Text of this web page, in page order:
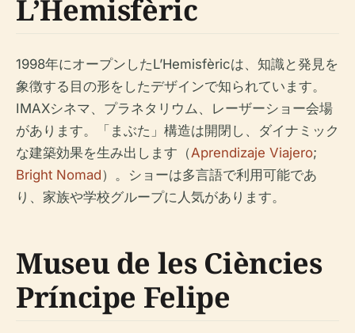
L’Hemisfèric
1998年にオープンしたL’Hemisfèricは、知識と発見を
象徴する目の形をしたデザインで知られています。
IMAXシネマ、プラネタリウム、レーザーショー会場
があります。「まぶた」構造は開閉し、ダイナミック
な建築効果を生み出します（Aprendizaje Viajero;
Bright Nomad）。ショーは多言語で利用可能であ
り、家族や学校グループに人気があります。
Museu de les Ciències
Príncipe Felipe